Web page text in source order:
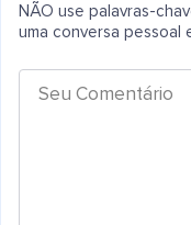
NÃO use palavras-
uma conversa pessoal